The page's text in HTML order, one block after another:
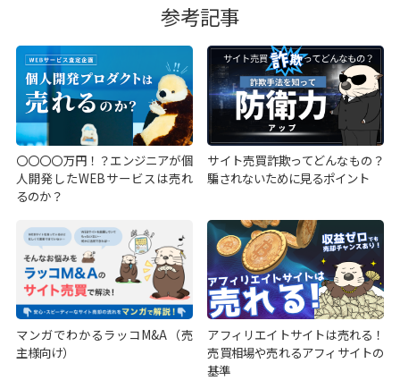
参考記事
〇〇〇〇万円！？エンジニアが個
人開発したWEBサービスは売れ
るのか？
サイト売買詐欺ってどんなもの？
騙されないために見るポイント
マンガでわかるラッコM&A（売
主様向け）
アフィリエイトサイトは売れる！
売買相場や売れるアフィサイトの
基準